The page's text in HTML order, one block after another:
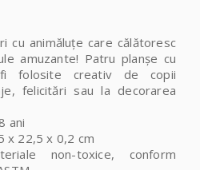
cu animăluțe care călătoresc
amuzante! Patru planșe cu
folosite creativ de copii
felicitări sau la decorarea
ani
x 22,5 x 0,2 cm
non-toxice, conform